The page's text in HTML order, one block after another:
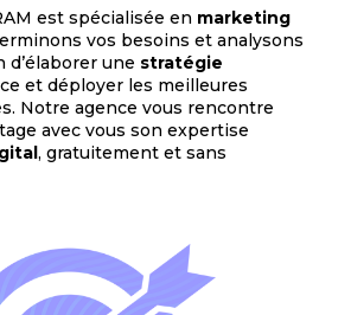
est spécialisée en marketing
vos besoins et analysons
une stratégie
et déployer les meilleures
Notre agence vous rencontre
avec vous son expertise
, gratuitement et sans